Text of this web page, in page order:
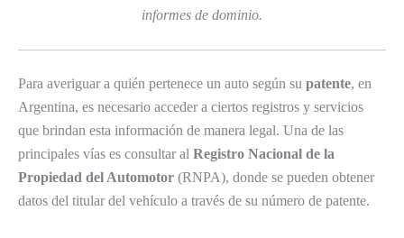
informes de dominio.
Para averiguar a quién pertenece un auto según su patente, en
Argentina, es necesario acceder a ciertos registros y servicios
que brindan esta información de manera legal. Una de las
principales vías es consultar al Registro Nacional de la
Propiedad del Automotor (RNPA), donde se pueden obtener
datos del titular del vehículo a través de su número de patente.